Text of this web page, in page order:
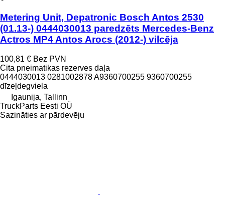
Metering Unit, Depatronic Bosch Antos 2530
(01.13-) 0444030013 paredzēts Mercedes-Benz
Actros MP4 Antos Arocs (2012-) vilcēja
100,81 € Bez PVN
Cita pneimatikas rezerves daļa
0444030013 0281002878 A9360700255 9360700255
dīzeļdegviela
Igaunija, Tallinn
TruckParts Eesti OÜ
Sazināties ar pārdevēju